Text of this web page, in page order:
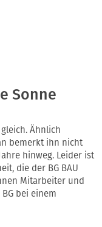
Sonne
Ähnlich
bemerkt ihn nicht
hinweg. Leider ist
die der BG BAU
Mitarbeiter und
bei einem